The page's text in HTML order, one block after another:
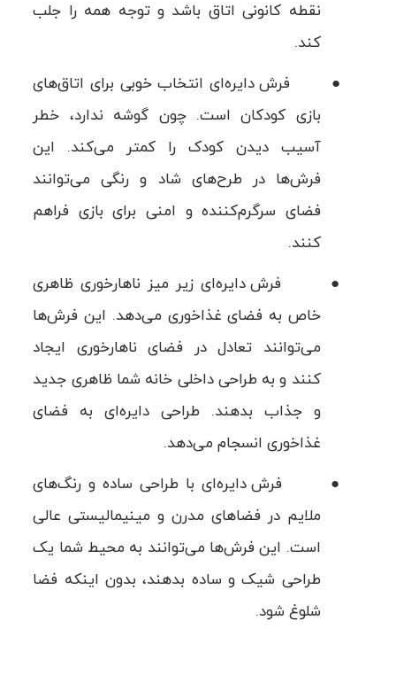
نقطه کانونی اتاق باشد و توجه همه را جلب
کند.
●
فرش دایره‌ای انتخاب خوبی برای اتاق‌های
بازی کودکان است. چون گوشه ندارد، خطر
آسیب دیدن کودک را کمتر می‌کند. این
فرش‌ها در طرح‌های شاد و رنگی می‌توانند
فضای سرگرم‌کننده و امنی برای بازی فراهم
کنند.
●
فرش دایره‌ای زیر میز ناهارخوری ظاهری
خاص به فضای غذاخوری می‌دهد. این فرش‌ها
می‌توانند تعادل در فضای ناهارخوری ایجاد
کنند و به طراحی داخلی خانه شما ظاهری جدید
و جذاب بدهند. طراحی دایره‌ای به فضای
غذاخوری انسجام می‌دهد.
●
فرش دایره‌ای با طراحی ساده و رنگ‌های
ملایم در فضاهای مدرن و مینیمالیستی عالی
است. این فرش‌ها می‌توانند به محیط شما یک
طراحی شیک و ساده بدهند، بدون اینکه فضا
شلوغ شود.